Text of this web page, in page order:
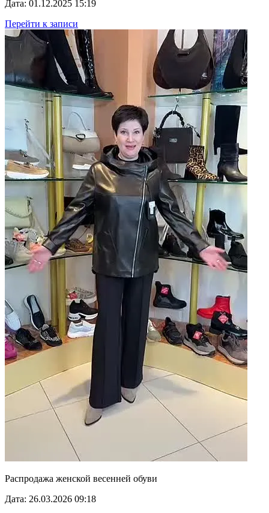
Дата: 01.12.2025 15:19
Перейти к записи
Распродажа женской весенней обуви
Дата: 26.03.2026 09:18